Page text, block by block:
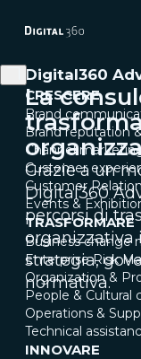
CRESCERE
Brand
Brand reputation
Channel
Customer
Customer
Events &
TRASFORMARE
Business change
Enterprise Risk
Organization &
People & Cultural
Operations &
Technical
INNOVARE
Digital360
La
Grazie a un
Digital360
percorsi di
organizzativa
strategia,
normativa.